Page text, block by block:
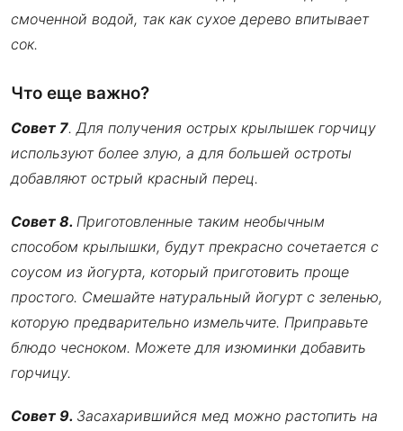
смоченной водой, так как сухое дерево впитывает
сок.
Что еще важно?
Совет 7. Для получения острых крылышек горчицу
используют более злую, а для большей остроты
добавляют острый красный перец.
Совет 8. Приготовленные таким необычным
способом крылышки, будут прекрасно сочетается с
соусом из йогурта, который приготовить проще
простого. Смешайте натуральный йогурт с зеленью,
которую предварительно измельчите. Приправьте
блюдо чесноком. Можете для изюминки добавить
горчицу.
Совет 9. Засахарившийся мед можно растопить на